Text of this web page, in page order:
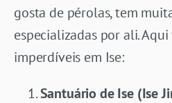
gosta de pérolas, tem
especializadas por ali.
imperdíveis em Ise:
Santuário de Ise (Ise